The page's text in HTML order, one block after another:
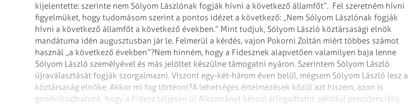
kijelentette: szerinte nem Sólyom Lászlónak fogják hívni a következő államfőt”. Fel szeretném hívni
figyelmüket, hogy tudomásom szerint a pontos idézet a következő: „Nem Sólyom Lászlónak fogják
hívni a következő államfőt a következő években.” Mint tudjuk, Sólyom László köztársasági elnök
mandátuma idén augusztusban jár le. Felmerül a kérdés, vajon Pokorni Zoltán miért többes számot
használ „a következő években”?Nem hinném, hogy a Fidesznek alapvetően valamilyen baja lenne
Sólyom László személyével és más jelöltet készülne támogatni nyáron. Szerintem Sólyom László
újraválasztását fogják szorgalmazni. Viszont egy-két-három éven belül, mégsem Sólyom László lesz a
köztársaság elnöke. Akkor mi fog történni?A lehetséges értelmezések közül azt hiszem, azon is
gondolkodhatunk, hogy a Fidesz teljesen új Alkotmányt készül elfogadtatni, például prezidenciális